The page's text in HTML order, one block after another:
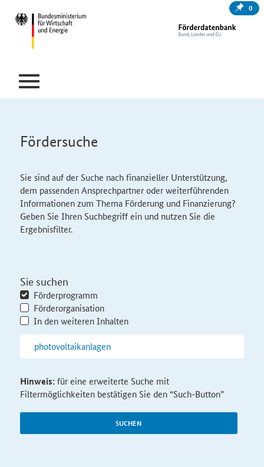
0
Fördersuche
Sie sind auf der Suche nach finanzieller Unterstützung,
dem passenden Ansprechpartner oder weiterführenden
Informationen zum Thema Förderung und Finanzierung?
Geben Sie Ihren Suchbegriff ein und nutzen Sie die
Ergebnisfilter.
Sie suchen
Förderprogramm
Förderorganisation
In den weiteren Inhalten
SUCHEN
Hinweis:für eine erweiterte Suche mit
Filtermöglichkeiten bestätigen Sie den “Such-Button”